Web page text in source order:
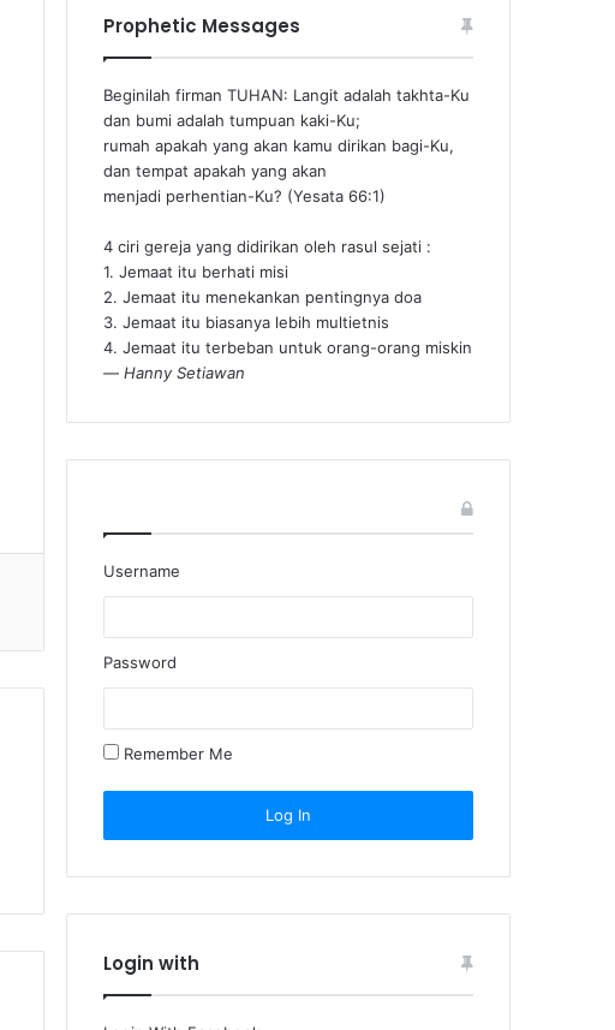
Prophetic Messages
Beginilah firman TUHAN: Langit adalah takhta-Ku
dan bumi adalah tumpuan kaki-Ku;
rumah apakah yang akan kamu dirikan bagi-Ku,
dan tempat apakah yang akan
menjadi perhentian-Ku? (Yesata 66:1) ‪
4 ciri gereja yang didirikan oleh rasul sejati :
1. Jemaat itu berhati misi
2. Jemaat itu menekankan pentingnya doa
3. Jemaat itu biasanya lebih multietnis
4. Jemaat itu terbeban untuk orang-orang miskin
—Hanny Setiawan
Username
Password
Remember Me
Login with